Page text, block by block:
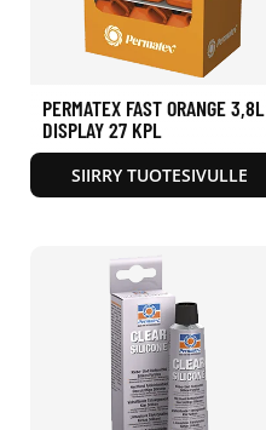
PERMATEX FAST ORANGE 3,8L
DISPLAY 27 KPL
SIIRRY TUOTESIVULLE